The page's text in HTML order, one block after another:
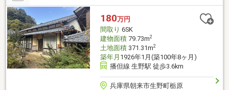
180万円
間取り 6SK
建物面積79.73m2
土地面積371.31m2
築年月 1926年1月(築100年8ヶ月)
播但線 生野駅 徒歩3.6km
兵庫県朝来市生野町栃原